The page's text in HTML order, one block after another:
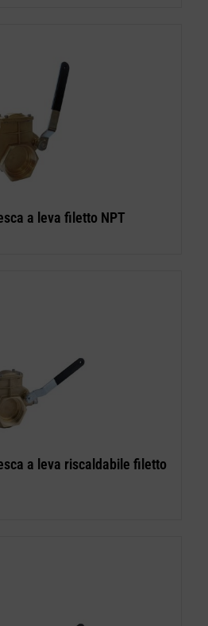
a leva filetto NPT
a leva riscaldabile filetto